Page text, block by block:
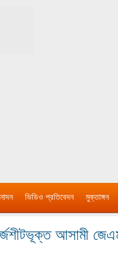
ভিডিও প্রতিবেদন মুক্তাঙ্গন
আসামী